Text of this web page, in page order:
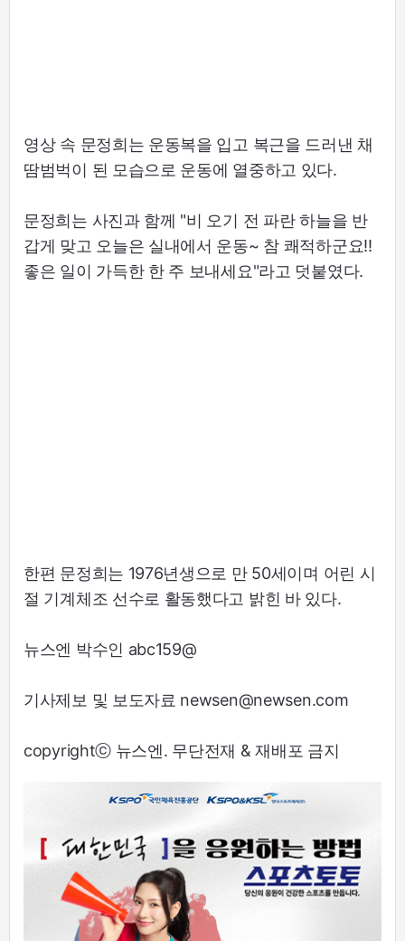
영상 속 문정희는 운동복을 입고 복근을 드러낸 채
땀범벅이 된 모습으로 운동에 열중하고 있다.
문정희는 사진과 함께 "비 오기 전 파란 하늘을 반
갑게 맞고 오늘은 실내에서 운동~ 참 쾌적하군요!!
좋은 일이 가득한 한 주 보내세요"라고 덧붙였다.
한편 문정희는 1976년생으로 만 50세이며 어린 시
절 기계체조 선수로 활동했다고 밝힌 바 있다.
뉴스엔 박수인 abc159@
기사제보 및 보도자료 newsen@newsen.com
copyrightⓒ 뉴스엔. 무단전재 & 재배포 금지